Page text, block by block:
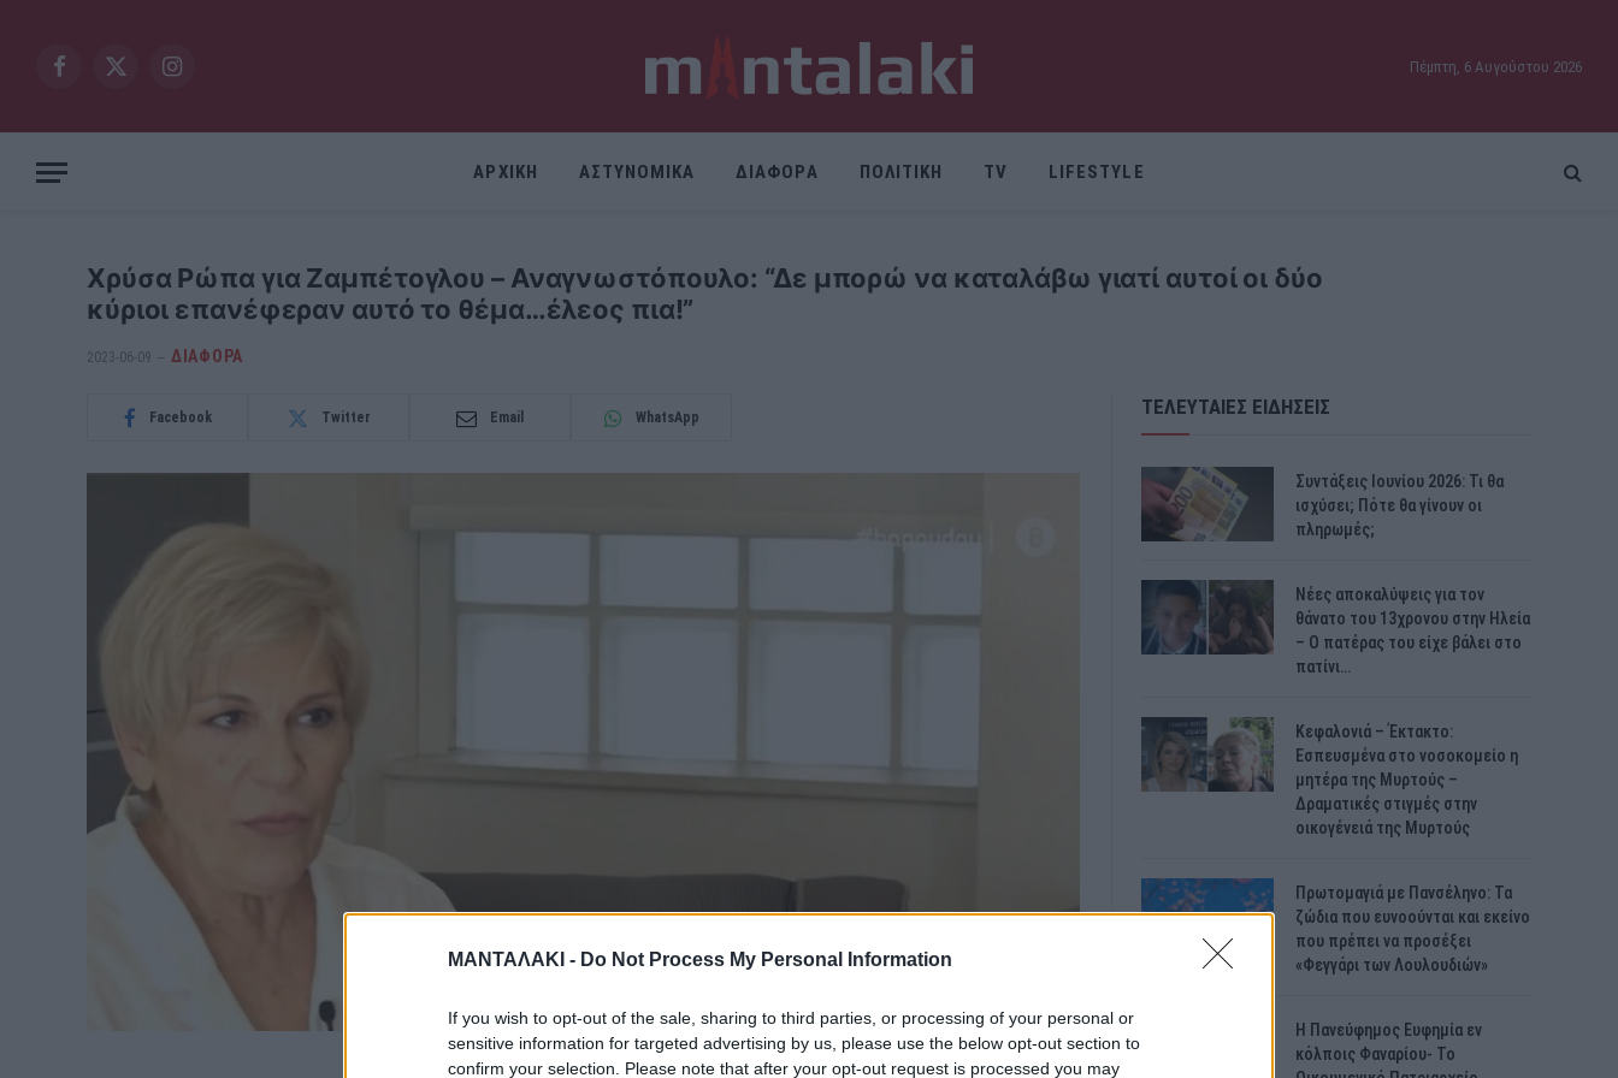
ΜΑΝΤΑΛΑΚΙ - Do Not Process My Personal Information
If you wish to opt-out of the sale, sharing to third parties, or processing of your personal or
sensitive information for targeted advertising by us, please use the below opt-out section to
confirm your selection. Please note that after your opt-out request is processed you may
Facebook
X
Instagram
Πέμπτη, 6 Αυγούστου 2026
ΑΡΧΙΚΗ ΑΣΤΥΝΟΜΙΚΑ ΔΙΑΦΟΡΑ ΠΟΛΙΤΙΚΗ TV LIFESTYLE
Χρύσα Ρώπα για Ζαμπέτογλου – Αναγνωστόπουλο: “Δε μπορώ να καταλάβω γιατί αυτοί οι δύο
κύριοι επανέφεραν αυτό το θέμα…έλεος πια!”
2023-06-09 ΔΙΆΦΟΡΑ
Facebook Twitter Email WhatsApp ΤΕΛΕΥΤΑΙΕΣ ΕΙΔΗΣΕΙΣ
Συντάξεις Ιουνίου 2026: Τι θα
ισχύσει; Πότε θα γίνουν οι
πληρωμές;
Νέες αποκαλύψεις για τον
θάνατο του 13χρονου στην Ηλεία
– Ο πατέρας του είχε βάλει στο
πατίνι…
Κεφαλονιά – Έκτακτο:
Εσπευσμένα στο νοσοκομείο η
μητέρα της Μυρτούς –
Δραματικές στιγμές στην
οικογένειά της Μυρτούς
Πρωτομαγιά με Πανσέληνο: Τα
ζώδια που ευνοούνται και εκείνο
που πρέπει να προσέξει
«Φεγγάρι των Λουλουδιών»
H Πανεύφημος Ευφημία εν
κόλποις Φαναρίου- Το